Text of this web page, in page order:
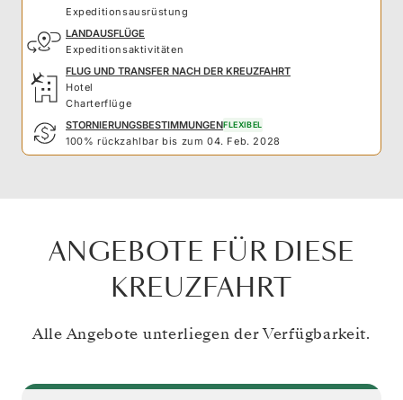
Expeditionsausrüstung
LANDAUSFLÜGE
Expeditionsaktivitäten
FLUG UND TRANSFER NACH DER KREUZFAHRT
Hotel
Charterflüge
STORNIERUNGSBESTIMMUNGENFLEXIBEL
100% rückzahlbar bis zum 04. Feb. 2028
ANGEBOTE FÜR DIESE
KREUZFAHRT
Alle Angebote unterliegen der Verfügbarkeit.